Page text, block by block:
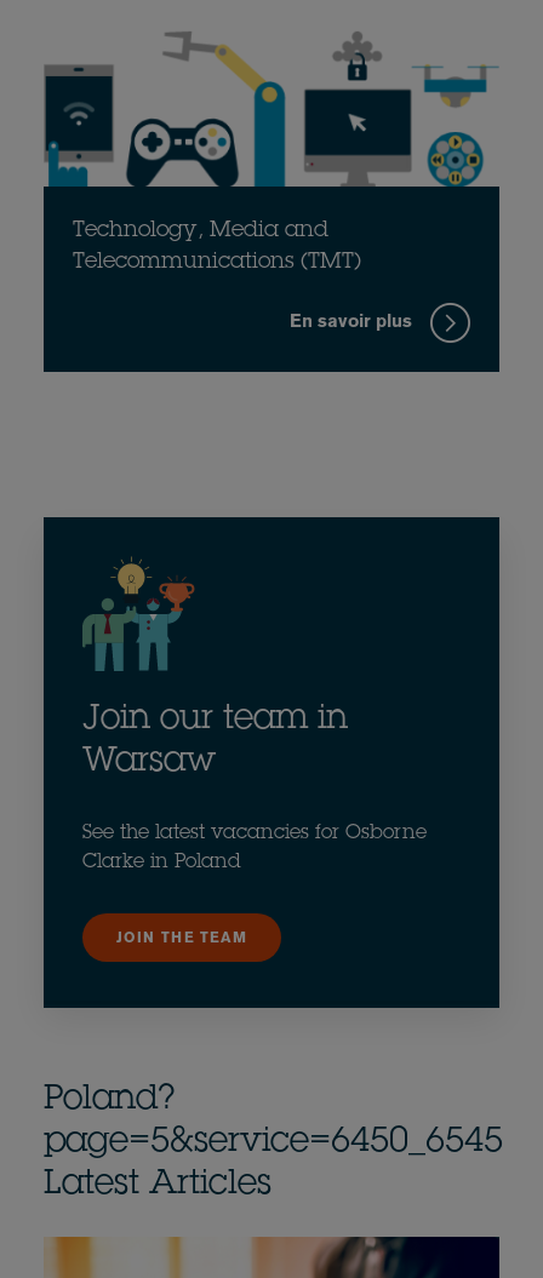
Technology, Media and
Telecommunications (TMT)
En savoir plus
Join our team in
Warsaw
See the latest vacancies for Osborne
Clarke in Poland
JOIN THE TEAM
Poland?
page=5&service=6450_6545
Latest Articles